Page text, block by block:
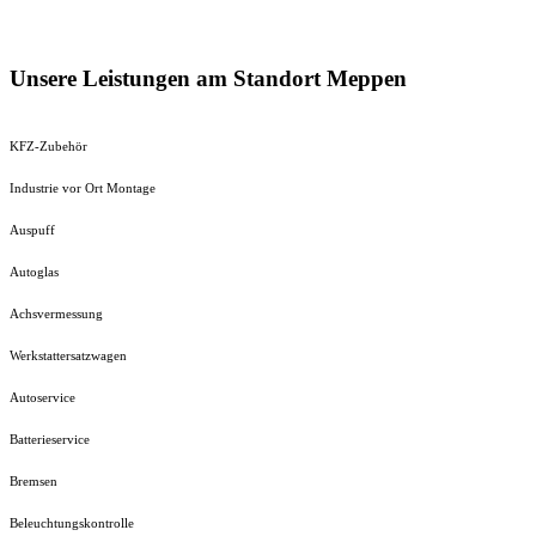
Unsere Leistungen am Standort Meppen
KFZ-Zubehör
Industrie vor Ort Montage
Auspuff
Autoglas
Achsvermessung
Werkstattersatzwagen
Autoservice
Batterieservice
Bremsen
Beleuchtungskontrolle